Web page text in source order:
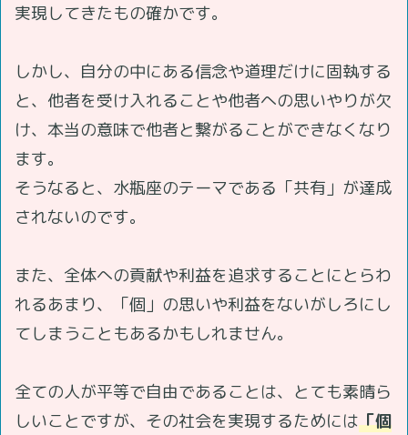
実現してきたもの確かです。
しかし、自分の中にある信念や道理だけに固執する
と、他者を受け入れることや他者への思いやりが欠
け、本当の意味で他者と繋がることができなくなり
ます。
そうなると、水瓶座のテーマである「共有」が達成
されないのです。
また、全体への貢献や利益を追求することにとらわ
れるあまり、「個」の思いや利益をないがしろにし
てしまうこともあるかもしれません。
全ての人が平等で自由であることは、とても素晴ら
しいことですが、その社会を実現するためには「個